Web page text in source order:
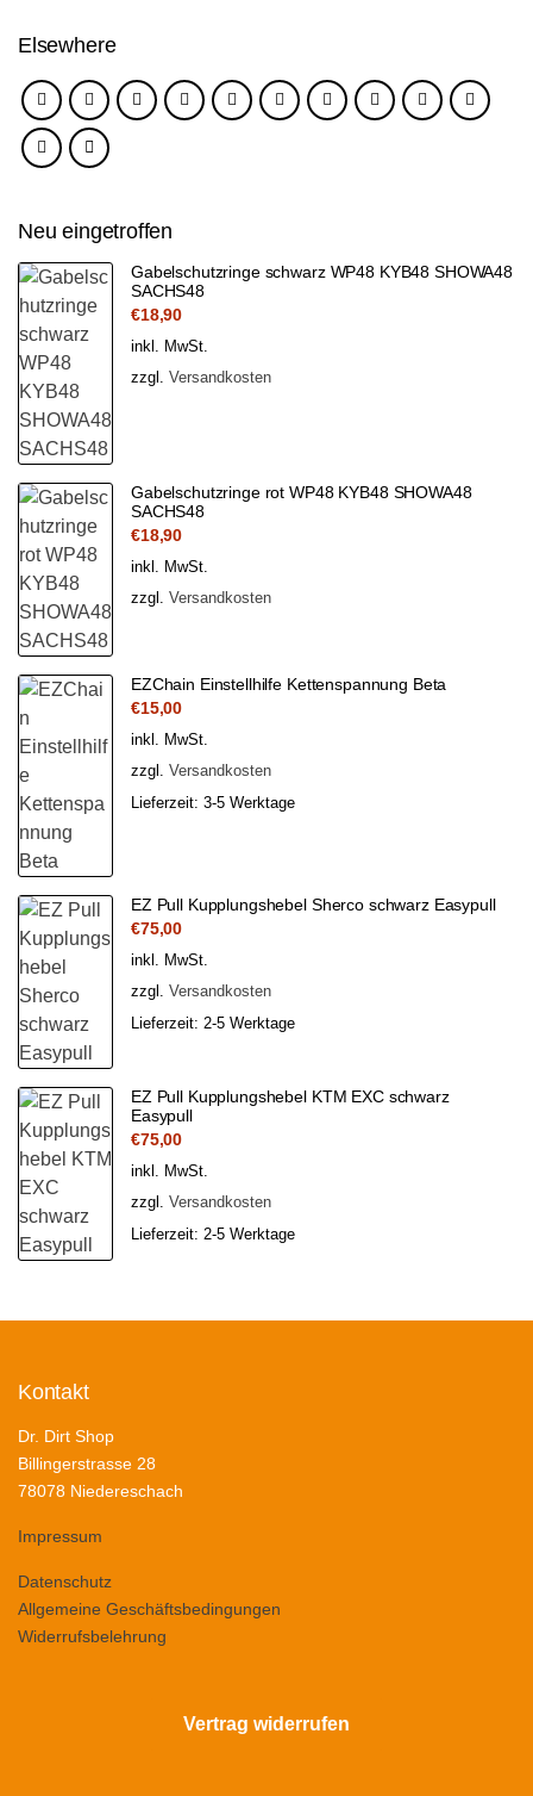
Elsewhere
Neu eingetroffen
Gabelschutzringe schwarz WP48 KYB48 SHOWA48
SACHS48
€18,90
inkl. MwSt.
zzgl. Versandkosten
Gabelschutzringe rot WP48 KYB48 SHOWA48
SACHS48
€18,90
inkl. MwSt.
zzgl. Versandkosten
EZChain Einstellhilfe Kettenspannung Beta
€15,00
inkl. MwSt.
zzgl. Versandkosten
Lieferzeit: 3-5 Werktage
EZ Pull Kupplungshebel Sherco schwarz Easypull
€75,00
inkl. MwSt.
zzgl. Versandkosten
Lieferzeit: 2-5 Werktage
EZ Pull Kupplungshebel KTM EXC schwarz
Easypull
€75,00
inkl. MwSt.
zzgl. Versandkosten
Lieferzeit: 2-5 Werktage
Kontakt
Dr. Dirt Shop
Billingerstrasse 28
78078 Niedereschach
Impressum
Datenschutz
Allgemeine Geschäftsbedingungen
Widerrufsbelehrung
Vertrag widerrufen